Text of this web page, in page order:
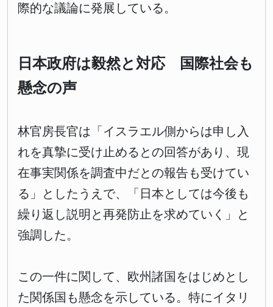
際的な議論に発展している。
日本政府は毅然と対応 国際社会も
懸念の声
林官房長官は「イスラエル側からは申し入
れを真摯に受け止めるとの回答があり、現
在事実関係を調査中だとの報告も受けてい
る」としたうえで、「日本としては今後も
繰り返し説明と再発防止を求めていく」と
強調した。
この一件に関して、欧州諸国をはじめとし
た関係国も懸念を示している。特にイタリ